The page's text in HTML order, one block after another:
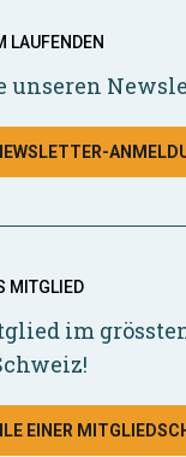
LAUFENDEN
unseren
MITGLIED
im
EINER